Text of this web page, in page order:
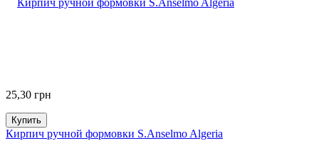
25,30 грн
Купить
Кирпич ручной формовки S.Anselmo Algeria